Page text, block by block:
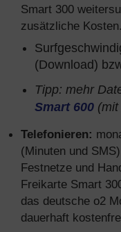
Smart 300
zusätzliche Kosten.
(Download)
Tipp: mehr
Smart 600 (mit
Telefonieren:
(Minuten und
Festnetze und
Freikarte Smart
das deutsche o2
dauerhaft